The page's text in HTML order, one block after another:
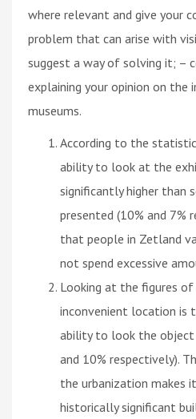
where relevant and give your
problem that can arise with
suggest a way of solving it; –
explaining your opinion on the
museums.
According to the
ability to look at the
significantly higher than
presented (10% and 7%
that people in Zetland
not spend excessive
Looking at the figures
inconvenient location is
ability to look the
and 10% respectively).
the urbanization makes
historically significant